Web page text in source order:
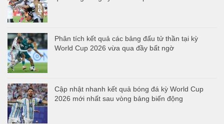
Phân tích kết quả các bảng đấu tử thần tại kỳ
World Cup 2026 vừa qua đầy bất ngờ
Cập nhật nhanh kết quả bóng đá kỳ World Cup
2026 mới nhất sau vòng bảng biến động